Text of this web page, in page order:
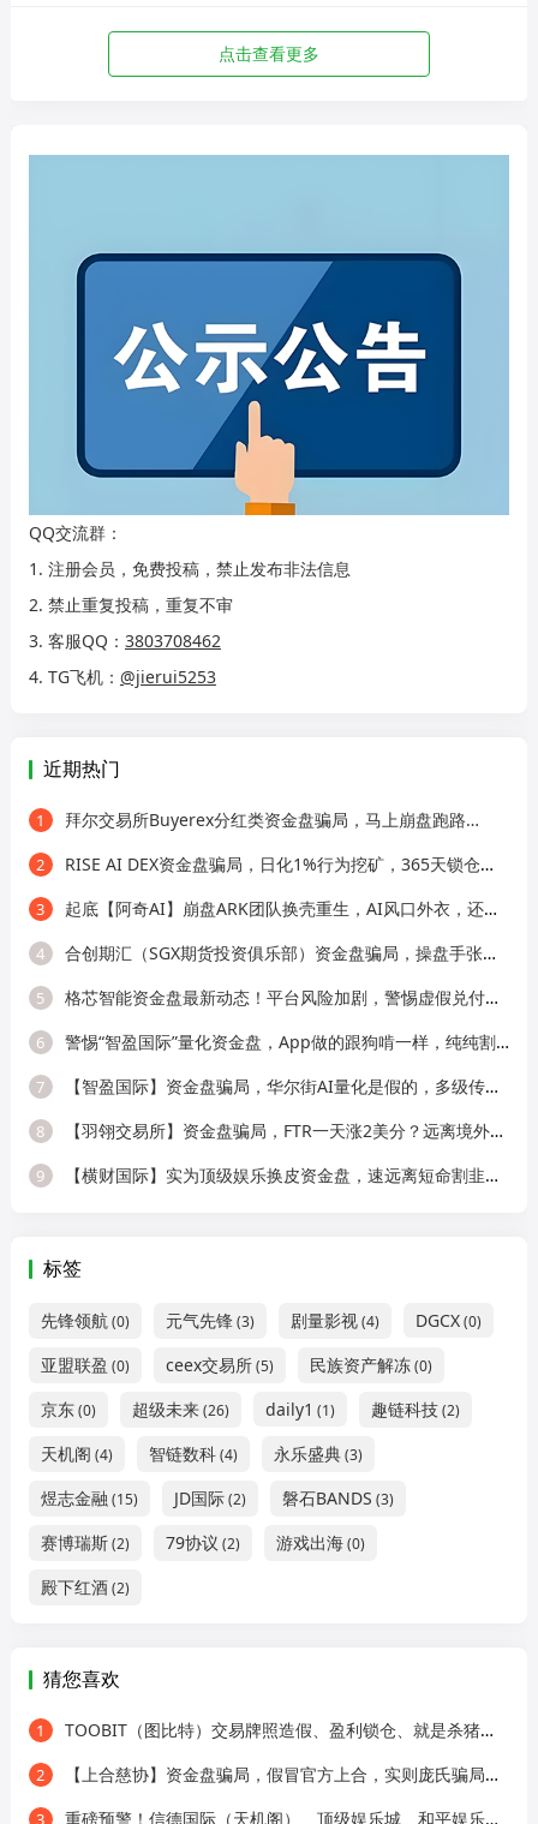
点击查看更多
QQ交流群：
1. 注册会员，免费投稿，禁止发布非法信息
2. 禁止重复投稿，重复不审
3. 客服QQ： 3803708462
4. TG飞机： @jierui5253
近期热门
1 拜尔交易所Buyerex分红类资金盘骗局，马上崩盘跑路…
2 RISE AI DEX资金盘骗局，日化1%行为挖矿，365天锁仓，纯庞氏骗局
3 起底【阿奇AI】崩盘ARK团队换壳重生，AI风口外衣，还是老牌分销套路！
4 合创期汇（SGX期货投资俱乐部）资金盘骗局，操盘手张奕多次收割山东会员，看
5 格芯智能资金盘最新动态！平台风险加剧，警惕虚假兑付二次诈骗！
6 警惕“智盈国际”量化资金盘，App做的跟狗啃一样，纯纯割韭菜！
7 【智盈国际】资金盘骗局，华尔街AI量化是假的，多级传销圈钱是真的！
8 【羽翎交易所】资金盘骗局，FTR一天涨2美分？远离境外园区杀猪盘！
9 【横财国际】实为顶级娱乐换皮资金盘，速远离短命割韭菜盘！
标签
先锋领航(0) 元气先锋(3) 剧量影视(4) DGCX(0)
亚盟联盈 (0) ceex交易所(5) 民族资产解冻(0)
京东(0) 超级未来(26) daily1 (1) 趣链科技(2)
天机阁 (4) 智链数科(4) 永乐盛典(3)
煜志金融 (15) JD国际(2) 磐石BANDS (3)
赛博瑞斯(2) 79协议 (2) 游戏出海(0)
殿下红酒(2)
猜您喜欢
1 TOOBIT（图比特）交易牌照造假、盈利锁仓、就是杀猪盘，速速提币！
2 【上合慈协】资金盘骗局，假冒官方上合，实则庞氏骗局，看见远离！
3 重磅预警！信德国际（天机阁）、顶级娱乐城、和平娱乐齐齐崩盘收割，看看你有没有踩坑！